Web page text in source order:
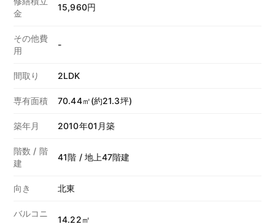
金
15,960円
その他費
用
-
間取り 2LDK
専有面積 70.44㎡(約21.3坪)
築年月 2010年01月築
階数 / 階
建
41階 / 地上47階建
向き 北東
バルコニ
14.22㎡